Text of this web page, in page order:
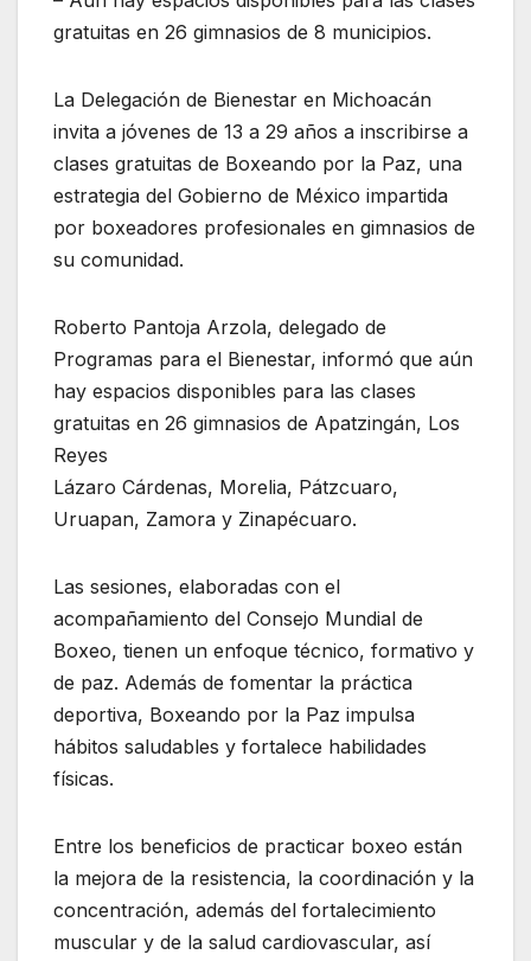
gratuitas en 26 gimnasios de 8 municipios.
La Delegación de Bienestar en Michoacán
invita a jóvenes de 13 a 29 años a inscribirse a
clases gratuitas de Boxeando por la Paz, una
estrategia del Gobierno de México impartida
por boxeadores profesionales en gimnasios de
su comunidad.
Roberto Pantoja Arzola, delegado de
Programas para el Bienestar, informó que aún
hay espacios disponibles para las clases
gratuitas en 26 gimnasios de Apatzingán, Los
Reyes
Lázaro Cárdenas, Morelia, Pátzcuaro,
Uruapan, Zamora y Zinapécuaro.
Las sesiones, elaboradas con el
acompañamiento del Consejo Mundial de
Boxeo, tienen un enfoque técnico, formativo y
de paz. Además de fomentar la práctica
deportiva, Boxeando por la Paz impulsa
hábitos saludables y fortalece habilidades
físicas.
Entre los beneficios de practicar boxeo están
la mejora de la resistencia, la coordinación y la
concentración, además del fortalecimiento
muscular y de la salud cardiovascular, así